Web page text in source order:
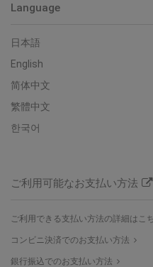
Language
日本語
English
简体中文
繁體中文
한국어
ご利用可能なお支払い方法
ご利用できる支払い方法の詳細はこ
コンビニ決済でのお支払い方法
銀行振込でのお支払い方法